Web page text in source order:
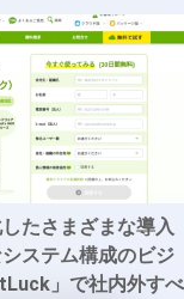
たさまざまな導入
ステム構成のビジ
」で社内外すべ